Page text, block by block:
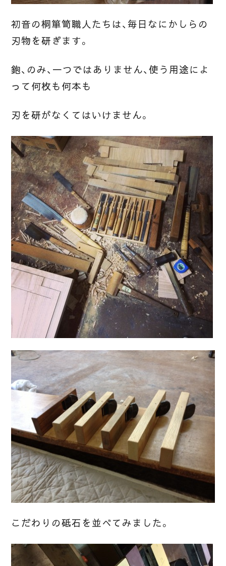
初音の桐箪笥職人たちは、毎日なにかしらの
刃物を研ぎます。
鉋、のみ、一つではありません、使う用途によ
って何枚も何本も
刃を研がなくてはいけません。
こだわりの砥石を並べてみました。